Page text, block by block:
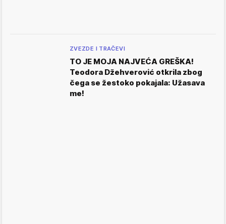
ZVEZDE I TRAČEVI
TO JE MOJA NAJVEĆA GREŠKA!
Teodora Džehverović otkrila zbog
čega se žestoko pokajala: Užasava
me!